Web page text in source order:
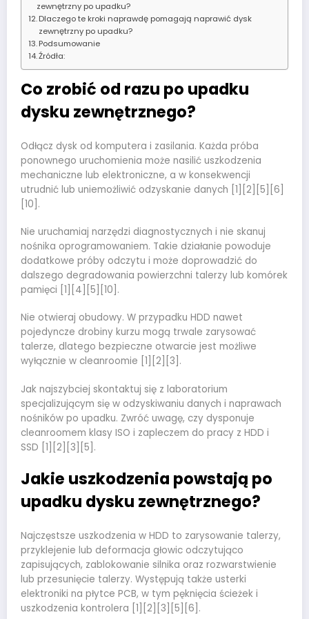
zewnętrzny po upadku?
Dlaczego te kroki naprawdę pomagają naprawić dysk
zewnętrzny po upadku?
Podsumowanie
Źródła:
Co zrobić od razu po upadku
dysku zewnętrznego?
Odłącz dysk od komputera i zasilania. Każda próba
ponownego uruchomienia może nasilić uszkodzenia
mechaniczne lub elektroniczne, a w konsekwencji
utrudnić lub uniemożliwić odzyskanie danych [1][2][5][6]
[10].
Nie uruchamiaj narzędzi diagnostycznych i nie skanuj
nośnika oprogramowaniem. Takie działanie powoduje
dodatkowe próby odczytu i może doprowadzić do
dalszego degradowania powierzchni talerzy lub komórek
pamięci [1][4][5][10].
Nie otwieraj obudowy. W przypadku HDD nawet
pojedyncze drobiny kurzu mogą trwale zarysować
talerze, dlatego bezpieczne otwarcie jest możliwe
wyłącznie w cleanroomie [1][2][3].
Jak najszybciej skontaktuj się z laboratorium
specjalizującym się w odzyskiwaniu danych i naprawach
nośników po upadku. Zwróć uwagę, czy dysponuje
cleanroomem klasy ISO i zapleczem do pracy z HDD i
SSD [1][2][3][5].
Jakie uszkodzenia powstają po
upadku dysku zewnętrznego?
Najczęstsze uszkodzenia w HDD to zarysowanie talerzy,
przyklejenie lub deformacja głowic odczytująco
zapisujących, zablokowanie silnika oraz rozwarstwienie
lub przesunięcie talerzy. Występują także usterki
elektroniki na płytce PCB, w tym pęknięcia ścieżek i
uszkodzenia kontrolera [1][2][3][5][6].